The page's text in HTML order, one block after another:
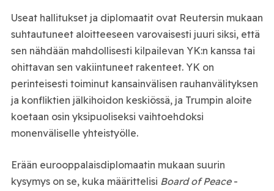
Useat hallitukset ja diplomaatit ovat Reutersin mukaan
suhtautuneet aloitteeseen varovaisesti juuri siksi, että
sen nähdään mahdollisesti kilpailevan YK:n kanssa tai
ohittavan sen vakiintuneet rakenteet. YK on
perinteisesti toiminut kansainvälisen rauhanvälityksen
ja konfliktien jälkihoidon keskiössä, ja Trumpin aloite
koetaan osin yksipuoliseksi vaihtoehdoksi
monenväliselle yhteistyölle.
Erään eurooppalaisdiplomaatin mukaan suurin
kysymys on se, kuka määrittelisi Board of Peace-